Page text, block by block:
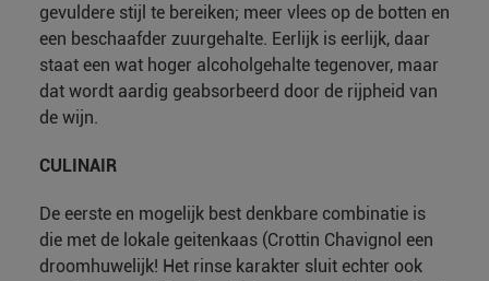
gevuldere stijl te bereiken; meer vlees op de botten en
een beschaafder zuurgehalte. Eerlijk is eerlijk, daar
staat een wat hoger alcoholgehalte tegenover, maar
dat wordt aardig geabsorbeerd door de rijpheid van
de wijn.
CULINAIR
De eerste en mogelijk best denkbare combinatie is
die met de lokale geitenkaas (Crottin Chavignol een
droomhuwelijk! Het rinse karakter sluit echter ook